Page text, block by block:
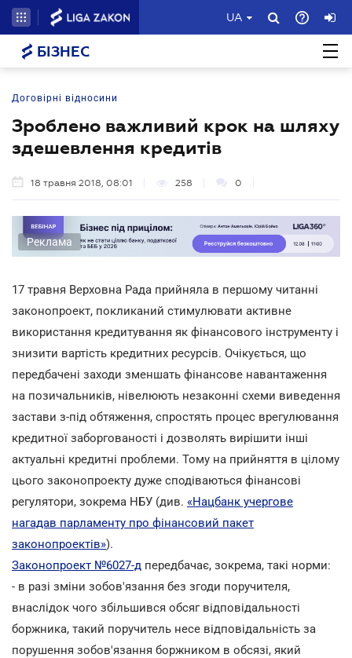
UA
БІЗНЕС
Договірні відносини
Зроблено важливий крок на шляху
здешевлення кредитів
18 травня 2018, 08:01 258 0
Реклама
17 травня Верховна Рада прийняла в першому читанні
законопроект, покликаний стимулювати активне
використання кредитування як фінансового інструменту і
знизити вартість кредитних ресурсів. Очікується, що
передбачені заходи зменшать фінансове навантаження
на позичальників, нівелюють незаконні схеми виведення
застави з-під обтяження, спростять процес врегулювання
кредитної заборгованості і дозволять вирішити інші
актуальні кредитні проблеми. Тому на прийняття в цілому
цього законопроекту дуже сподіваються фінансові
регулятори, зокрема НБУ (див. «Нацбанк учергове
нагадав парламенту про фінансовий пакет
законопроектів»).
Законопроект №6027-д передбачає, зокрема, такі норми:
- в разі зміни зобов'язання без згоди поручителя,
внаслідок чого збільшився обсяг відповідальності
боржника, такий поручитель несе відповідальність за
порушення зобов'язання боржником в обсязі, який